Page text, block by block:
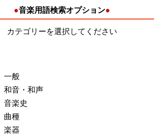
●音楽用語検索オプション●
カテゴリーを選択してください
一般
和音・和声
音楽史
曲種
楽器